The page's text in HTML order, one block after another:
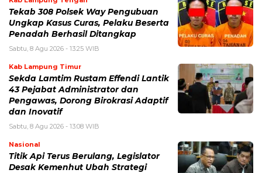
Tekab 308 Polsek Way Pengubuan
Ungkap Kasus Curas, Pelaku Beserta
Penadah Berhasil Ditangkap
Sabtu, 8 Agu 2026 - 13:25 WIB
Kab Lampung Timur
Sekda Lamtim Rustam Effendi Lantik
43 Pejabat Administrator dan
Pengawas, Dorong Birokrasi Adaptif
dan Inovatif
Sabtu, 8 Agu 2026 - 13:08 WIB
Nasional
Titik Api Terus Berulang, Legislator
Desak Kemenhut Ubah Strategi